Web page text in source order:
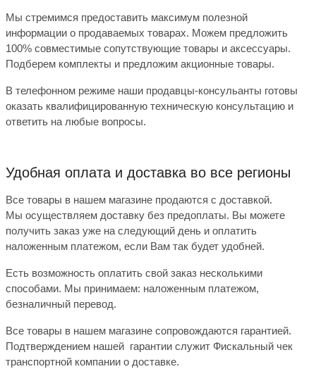
Мы стремимся предоставить максимум полезной
информации о продаваемых товарах. Можем предложить
100% совместимые сопутствующие товары и аксессуары.
Подберем комплекты и предложим акционные товары.
В телефонном режиме наши продавцы-консульанты готовы
оказать квалифицированную техническую консультацию и
ответить на любые вопросы.
Удобная оплата и доставка во все регионы
Все товары в нашем магазине продаются с доставкой.
Мы осуществляем доставку без предоплаты. Вы можете
получить заказ уже на следующий день и оплатить
наложенным платежом, если Вам так будет удобней.
Есть возможность оплатить свой заказ несколькими
способами. Мы принимаем: наложенным платежом,
безналичный перевод.
Все товары в нашем магазине сопровождаются гарантией.
Подтверждением нашей гарантии служит Фискальный чек
транспортной компании о доставке.